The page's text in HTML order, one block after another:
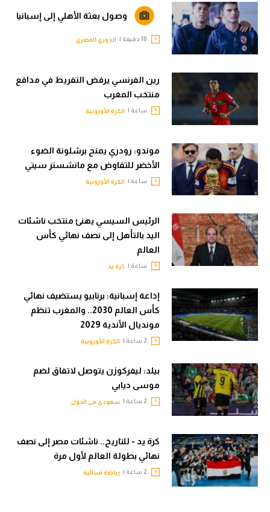
وصول بعثة الأهلي إلى إسبانيا
الدوري المصري
رين الفرنسي يرفض التفريط في مدافع
منتخب المغرب
ساعة | الكرة الأوروبية
موندو: رودري يمنح برشلونة الضوء
الأخضر للتفاوض مع مانشستر سيتي
ساعة | الكرة الأوروبية
الرئيس السيسي يهنئ منتخب ناشئات
اليد بالتأهل إلى نصف نهائي كأس
العالم
ساعة | كرة يد
إذاعة إسبانية: برنابيو يستضيف نهائي
كأس العالم 2030.. والمغرب تنظم
مونديال الأندية 2029
الكرة الأوروبية
بيلد: ليفركوزن يتوصل لاتفاق لضم
موسى ديابي
سعودي في الجول
كرة يد - للتاريخ.. ناشئات مصر إلى نصف
نهائي بطولة العالم لأول مرة
رياضة نسائية